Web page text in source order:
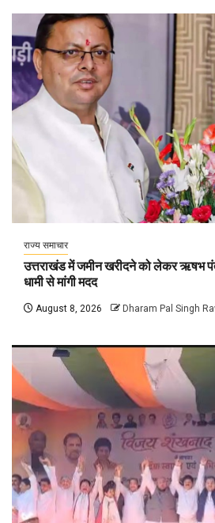
राज्य समाचार
उत्तराखंड में जमीन खरीदने को लेकर ऋषभ
धामी से मांगी मदद
August 8, 2026 Dharam Pal Singh